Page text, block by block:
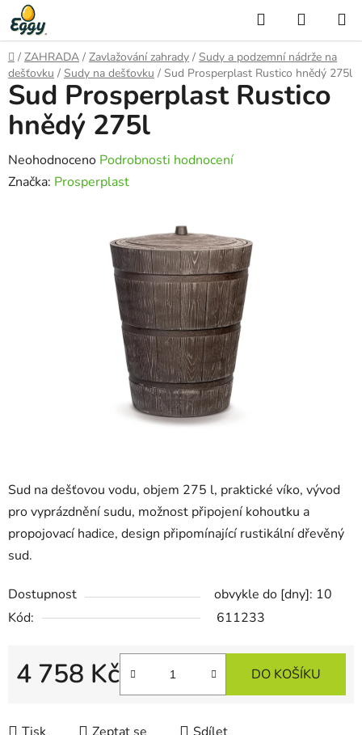
Přejít
na
obsah
Hledat
KOŠÍK
Domů
/ ZAHRADA / Zavlažování zahrady / Sudy a podzemní nádrže na
dešťovku / Sudy na dešťovku / Sud Prosperplast Rustico hnědý 275l
Sud na dešťovou vodu, objem 275 l, praktické víko, vývod
pro vyprázdnění sudu, možnost připojení kohoutku a
propojovací hadice, design připomínající rustikální dřevěný
sud.
Dostupnost
obvykle do [dny]: 10
Kód:
611233
4 758 Kč DO KOŠÍKU
Sud Prosperplast Rustico
hnědý 275l
Průměrné
hodnocení
Neohodnoceno Podrobnosti hodnocení
Značka: Prosperplast